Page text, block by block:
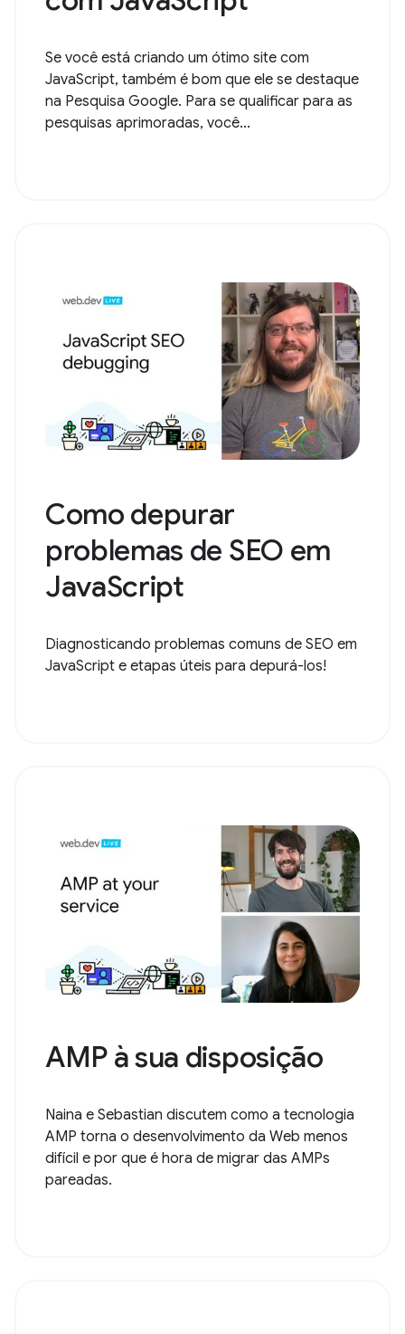
Se você está criando um ótimo site com
JavaScript, também é bom que ele se destaque
na Pesquisa Google. Para se qualificar para as
pesquisas aprimoradas, você...
Como depurar
problemas de SEO em
JavaScript
Diagnosticando problemas comuns de SEO em
JavaScript e etapas úteis para depurá-los!
AMP à sua disposição
Naina e Sebastian discutem como a tecnologia
AMP torna o desenvolvimento da Web menos
difícil e por que é hora de migrar das AMPs
pareadas.